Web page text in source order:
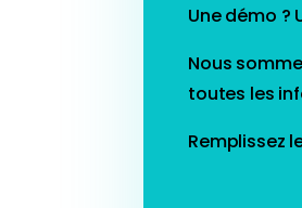
Une démo ?
Nous
toutes les
Remplissez